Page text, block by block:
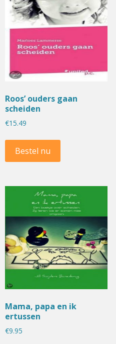
Roos’ ouders gaan
scheiden
€15.49
Bestel nu
Mama, papa en ik
ertussen
€9.95